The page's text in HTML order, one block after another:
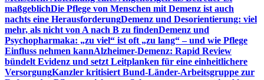
maßgeblichDie Pflege von Menschen mit Demenz ist auch
nachts eine HerausforderungDemenz und Desorientierung: viel
mehr, als nicht von A nach B zu findenDemenz und
Psychopharmaka: „zu viel“ ist oft „zu lang“ – und wie Pflege
Einfluss nehmen kannAlzheimer-Demenz: Rapid Review
bündelt Evidenz und setzt Leitplanken für eine einheitlichere
VersorgungKanzler kritisiert Bund-Länder-Arbeitsgruppe zur